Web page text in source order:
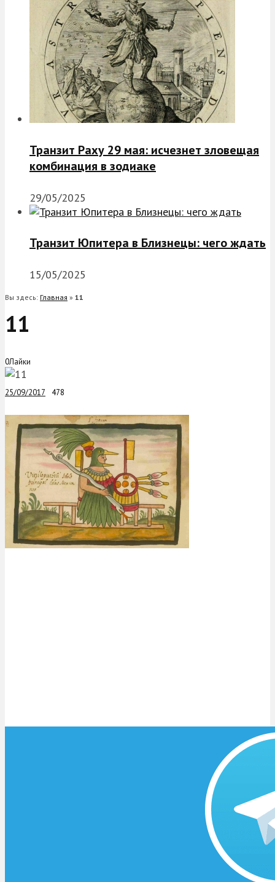
Транзит Раху 29 мая: исчезнет зловещая
комбинация в зодиаке
29/05/2025
Транзит Юпитера в Близнецы: чего ждать
15/05/2025
Вы здесь: Главная » 11
11
0Лайки
25/09/2017 478